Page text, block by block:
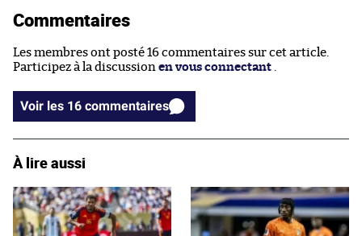
Commentaires
Les membres ont posté 16 commentaires sur cet article.
Participez à la discussion en vous connectant
Voir les 16 commentaires
À lire aussi